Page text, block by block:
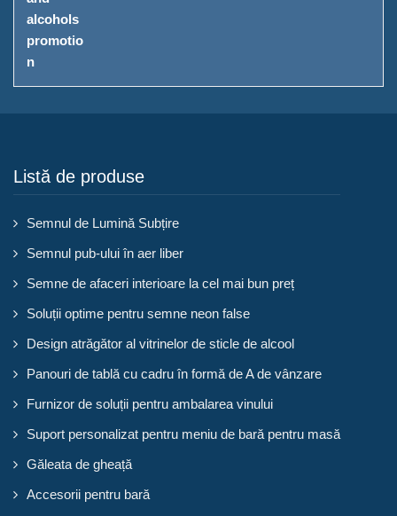
Listă de produse
Semnul de Lumină Subțire
Semnul pub-ului în aer liber
Semne de afaceri interioare la cel mai bun preț
Soluții optime pentru semne neon false
Design atrăgător al vitrinelor de sticle de alcool
Panouri de tablă cu cadru în formă de A de vânzare
Furnizor de soluții pentru ambalarea vinului
Suport personalizat pentru meniu de bară pentru masă
Găleata de gheață
Accesorii pentru bară